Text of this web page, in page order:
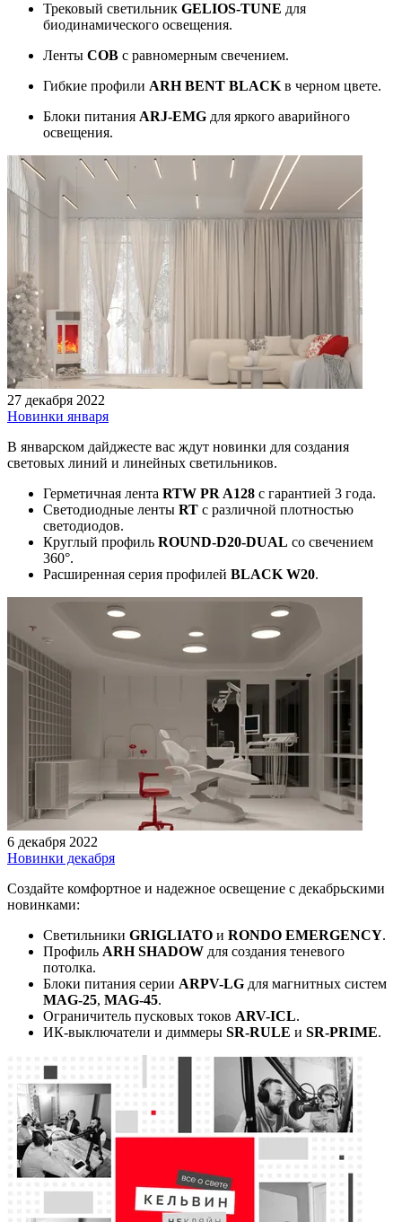
Трековый светильник GELIOS-TUNE для
биодинамического освещения.
Ленты COB с равномерным свечением.
Гибкие профили ARH BENT BLACK в черном цвете.
Блоки питания ARJ-EMG для яркого аварийного
освещения.
27 декабря 2022
Новинки января
В январском дайджесте вас ждут новинки для создания
световых линий и линейных светильников.
Герметичная лента RTW PR A128 с гарантией 3 года.
Светодиодные ленты RT с различной плотностью
светодиодов.
Круглый профиль ROUND-D20-DUAL со свечением
360°.
Расширенная серия профилей BLACK W20.
6 декабря 2022
Новинки декабря
Создайте комфортное и надежное освещение с декабрьскими
новинками:
Светильники GRIGLIATO и RONDO EMERGENCY.
Профиль ARH SHADOW для создания теневого
потолка.
Блоки питания серии ARPV-LG для магнитных систем
MAG-25, MAG-45.
Ограничитель пусковых токов ARV-ICL.
ИК-выключатели и диммеры SR-RULE и SR-PRIME.